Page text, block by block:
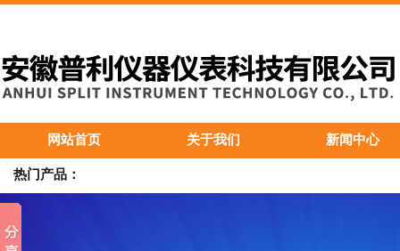
网站首页 关于我们 新闻中心
热门产品：